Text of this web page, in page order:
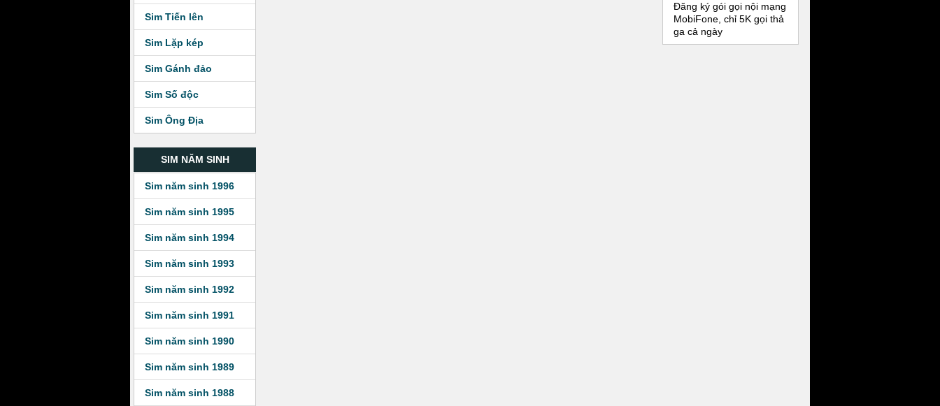
Sim Tiến lên
Sim Lặp kép
Sim Gánh đảo
Sim Số độc
Sim Ông Địa
SIM NĂM SINH
Sim năm sinh 1996
Sim năm sinh 1995
Sim năm sinh 1994
Sim năm sinh 1993
Sim năm sinh 1992
Sim năm sinh 1991
Sim năm sinh 1990
Sim năm sinh 1989
Sim năm sinh 1988
Đăng ký gói gọi nội mạng
MobiFone, chỉ 5K gọi thả
ga cả ngày